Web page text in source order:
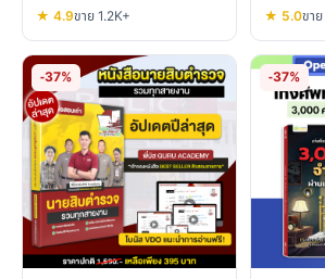
★ 4.9ขาย 1.2K+ ★ 5.0ขา
-37% -37%